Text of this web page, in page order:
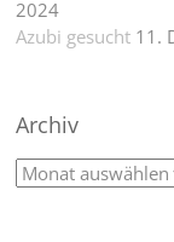
2024
Azubi gesucht 11.
Archiv